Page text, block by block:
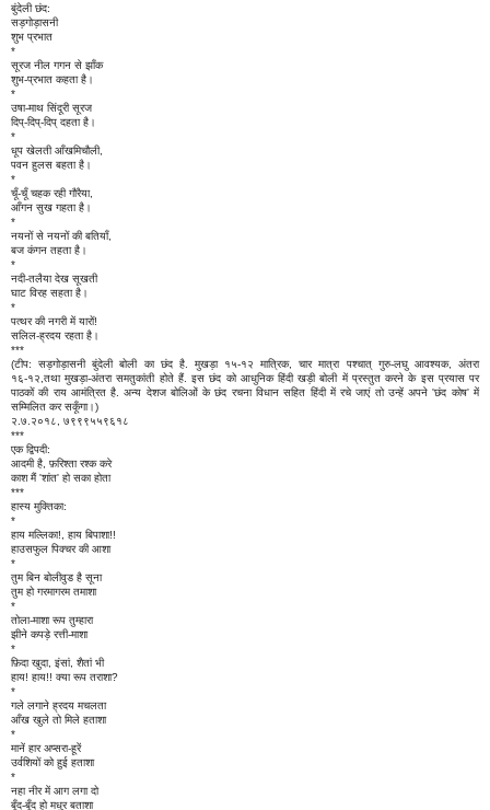
बुंदेली छंद:
सड़गोड़ासनी
शुभ प्रभात
*
सूरज नील गगन से झाँक
शुभ-प्रभात कहता है।
*
उषा-माथ सिंदूरी सूरज
दिप्-दिप्-दिप् दहता है।
*
धूप खेलती आँखमिचौली,
पवन हुलस बहता है।
*
चूँ-चूँ चहक रही गौरैया,
आँगन सुख गहता है।
*
नयनों से नयनों की बतियाँ,
बज कंगन तहता है।
*
नदी-तलैया देख सूखती
घाट विरह सहता है।
*
पत्थर की नगरी में यारों!
सलिल-ह्रदय रहता है।
***
(टीप: सड़गोड़ासनी बुंदेली बोली का छंद है. मुखड़ा १५-१२ मात्रिक, चार मात्रा पश्चात् गुरु-लघु आवश्यक, अंतरा
१६-१२,तथा मुखड़ा-अंतरा समतुकांती होते हैं. इस छंद को आधुनिक हिंदी खड़ी बोली में प्रस्तुत करने के इस प्रयास पर
पाठकों की राय आमंत्रित है. अन्य देशज बोलिओं के छंद रचना विधान सहित हिंदी में रचे जाएं तो उन्हें अपने 'छंद कोष' में
सम्मिलित कर सकूँगा।)
२.७.२०१८, ७९९९५५९६१८
***
एक द्विपदी:
आदमी है, फ़रिश्ता रश्क करे
काश मैं 'शांत' हो सका होता
***
हास्य मुक्तिका:
*
हाय मल्लिका!, हाय बिपाशा!!
हाउसफुल पिक्चर की आशा
*
तुम बिन बोलीवुड है सूना
तुम हो गरमागरम तमाशा
*
तोला-माशा रूप तुम्हारा
झीने कपड़े रत्ती-माशा
*
फ़िदा खुदा, इंसां, शैतां भी
हाय! हाय!! क्या रूप तराशा?
*
गले लगाने ह्रदय मचलता
आँख खुले तो मिले हताशा
*
मानें हार अप्सरा-हूरें
उर्वशियों को हुई हताशा
*
नहा नीर में आग लगा दो
बूँद-बूँद हो मधुर बताशा